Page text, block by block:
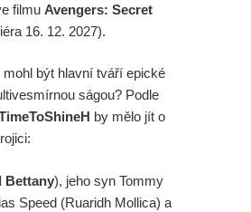
filmu Avengers: Secret
16. 12. 2027).
mohl být hlavní tváří epické
ságou? Podle
by mělo jít o
Bettany), jeho syn Tommy
Speed (Ruaridh Mollica) a